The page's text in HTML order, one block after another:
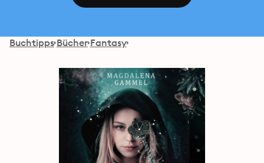
Buchtipps Bücher Fantasy